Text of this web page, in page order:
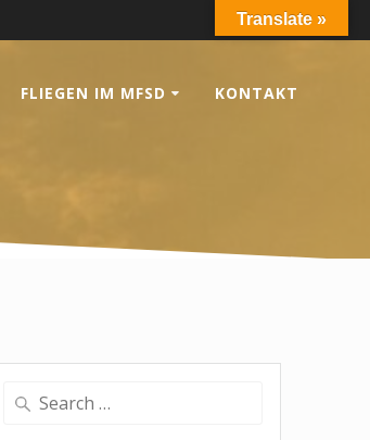
FLIEGEN IM MFSD KONTAKT
Search
Translate »